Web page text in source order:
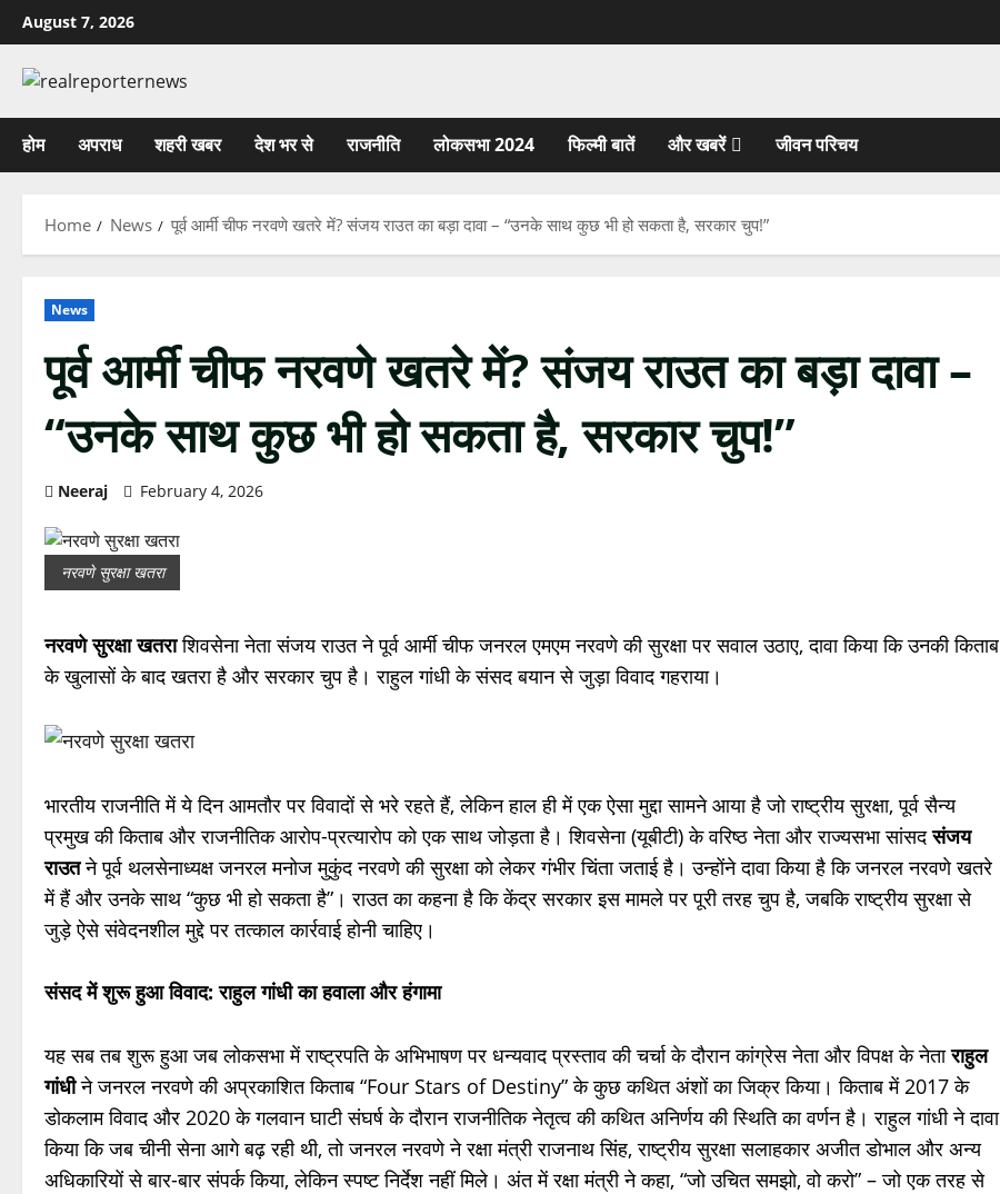
Skip
to
content
August 7, 2026
होम अपराध शहरी खबर देश भर से राजनीति लोकसभा 2024 फिल्मी बातें और खबरें जीवन परिचय
Home News पूर्व आर्मी चीफ नरवणे खतरे में? संजय राउत का बड़ा दावा – “उनके साथ कुछ भी हो सकता है, सरकार चुप!”
News
पूर्व आर्मी चीफ नरवणे खतरे में? संजय राउत का बड़ा दावा –
“उनके साथ कुछ भी हो सकता है, सरकार चुप!”
Neeraj February 4, 2026
नरवणे सुरक्षा खतरा
नरवणे सुरक्षा खतराशिवसेना नेता संजय राउत ने पूर्व आर्मी चीफ जनरल एमएम नरवणे की सुरक्षा पर सवाल उठाए, दावा किया कि उनकी किताब
के खुलासों के बाद खतरा है और सरकार चुप है। राहुल गांधी के संसद बयान से जुड़ा विवाद गहराया।
भारतीय राजनीति में ये दिन आमतौर पर विवादों से भरे रहते हैं, लेकिन हाल ही में एक ऐसा मुद्दा सामने आया है जो राष्ट्रीय सुरक्षा, पूर्व सैन्य
प्रमुख की किताब और राजनीतिक आरोप-प्रत्यारोप को एक साथ जोड़ता है। शिवसेना (यूबीटी) के वरिष्ठ नेता और राज्यसभा सांसदसंजय
राउतने पूर्व थलसेनाध्यक्ष जनरल मनोज मुकुंद नरवणे की सुरक्षा को लेकर गंभीर चिंता जताई है। उन्होंने दावा किया है कि जनरल नरवणे खतरे
में हैं और उनके साथ “कुछ भी हो सकता है”। राउत का कहना है कि केंद्र सरकार इस मामले पर पूरी तरह चुप है, जबकि राष्ट्रीय सुरक्षा से
जुड़े ऐसे संवेदनशील मुद्दे पर तत्काल कार्रवाई होनी चाहिए।
संसद में शुरू हुआ विवाद: राहुल गांधी का हवाला और हंगामा
यह सब तब शुरू हुआ जब लोकसभा में राष्ट्रपति के अभिभाषण पर धन्यवाद प्रस्ताव की चर्चा के दौरान कांग्रेस नेता और विपक्ष के नेताराहुल
गांधीने जनरल नरवणे की अप्रकाशित किताब “Four Stars of Destiny” के कुछ कथित अंशों का जिक्र किया। किताब में 2017 के
डोकलाम विवाद और 2020 के गलवान घाटी संघर्ष के दौरान राजनीतिक नेतृत्व की कथित अनिर्णय की स्थिति का वर्णन है। राहुल गांधी ने दावा
किया कि जब चीनी सेना आगे बढ़ रही थी, तो जनरल नरवणे ने रक्षा मंत्री राजनाथ सिंह, राष्ट्रीय सुरक्षा सलाहकार अजीत डोभाल और अन्य
अधिकारियों से बार-बार संपर्क किया, लेकिन स्पष्ट निर्देश नहीं मिले। अंत में रक्षा मंत्री ने कहा, “जो उचित समझो, वो करो” – जो एक तरह से